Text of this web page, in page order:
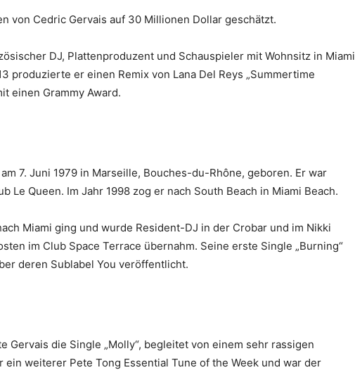
von Cedric Gervais auf 30 Millionen Dollar geschätzt.
DJ, Plattenproduzent und Schauspieler mit Wohnsitz in Miami
produzierte er einen Remix von Lana Del Reys „Summertime
einen Grammy Award.
7. Juni 1979 in Marseille, Bouches-du-Rhône, geboren. Er war
Le Queen. Im Jahr 1998 zog er nach South Beach in Miami Beach.
Miami ging und wurde Resident-DJ in der Crobar und im Nikki
im Club Space Terrace übernahm. Seine erste Single „Burning“
deren Sublabel You veröffentlicht.
Gervais die Single „Molly“, begleitet von einem sehr rassigen
ein weiterer Pete Tong Essential Tune of the Week und war der